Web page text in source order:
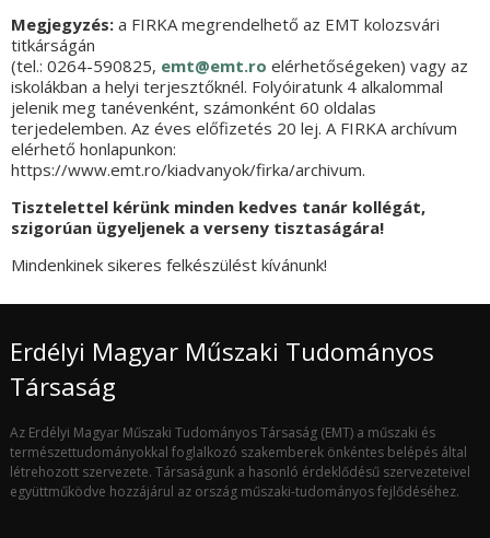
Megjegyzés: a FIRKA megrendelhető az EMT kolozsvári
titkárságán
(tel.: 0264-590825, emt@emt.ro elérhetőségeken) vagy az
iskolákban a helyi terjesztőknél. Folyóiratunk 4 alkalommal
jelenik meg tanévenként, számonként 60 oldalas
terjedelemben. Az éves előfizetés 20 lej. A FIRKA archívum
elérhető honlapunkon:
https://www.emt.ro/kiadvanyok/firka/archivum.
Tisztelettel kérünk minden kedves tanár kollégát,
szigorúan ügyeljenek a verseny tisztaságára!
Mindenkinek sikeres felkészülést kívánunk!
Erdélyi Magyar Műszaki Tudományos
Társaság
Az Erdélyi Magyar Műszaki Tudományos Társaság (EMT) a műszaki és
természettudományokkal foglalkozó szakemberek önkéntes belépés által
létrehozott szervezete. Társaságunk a hasonló érdeklődésű szervezeteivel
együttműködve hozzájárul az ország műszaki-tudományos fejlődéséhez.